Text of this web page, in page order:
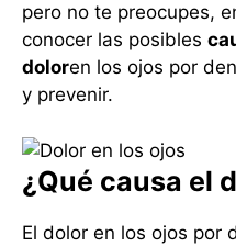
pero no te preocupes,
conocer las posibles
doloren los ojos por
y prevenir.
¿Qué causa el
El dolor en los ojos por